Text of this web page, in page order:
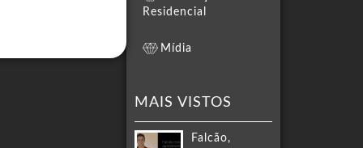
Residencial
Mídia
MAIS VISTOS
Falcão,